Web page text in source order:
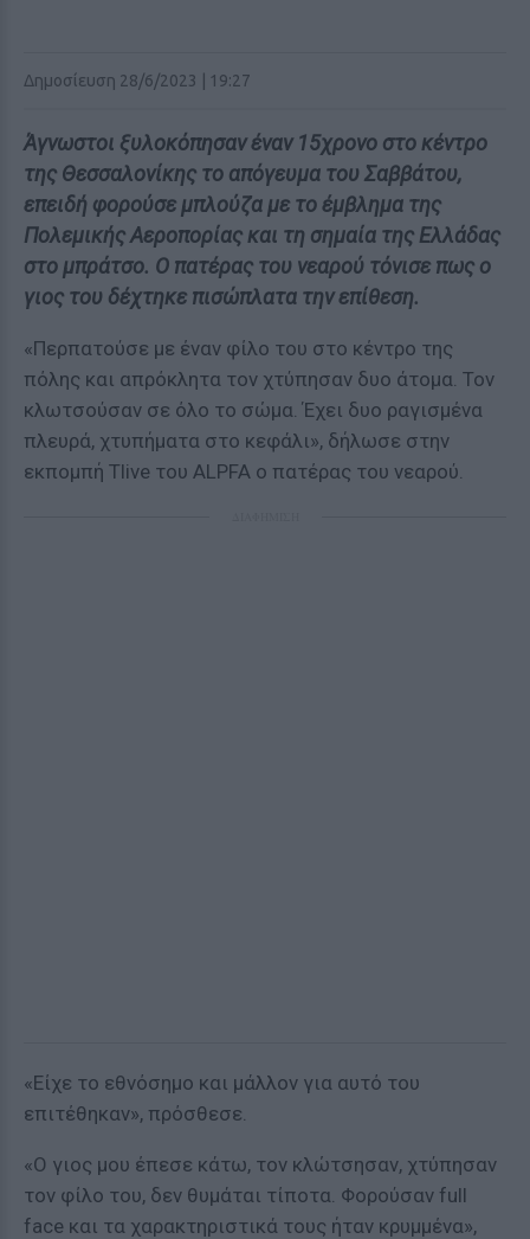
Δημοσίευση 28/6/2023 | 19:27
Άγνωστοι ξυλοκόπησαν έναν 15χρονο στο κέντρο
της Θεσσαλονίκης το απόγευμα του Σαββάτου,
επειδή φορούσε μπλούζα με το έμβλημα της
Πολεμικής Αεροπορίας και τη σημαία της Ελλάδας
στο μπράτσο. Ο πατέρας του νεαρού τόνισε πως ο
γιος του δέχτηκε πισώπλατα την επίθεση.
«Περπατούσε με έναν φίλο του στο κέντρο της
πόλης και απρόκλητα τον χτύπησαν δυο άτομα. Τον
κλωτσούσαν σε όλο το σώμα. Έχει δυο ραγισμένα
πλευρά, χτυπήματα στο κεφάλι», δήλωσε στην
εκπομπή Tlive του ALPFA ο πατέρας του νεαρού.
«Είχε το εθνόσημο και μάλλον για αυτό του
επιτέθηκαν», πρόσθεσε.
«Ο γιος μου έπεσε κάτω, τον κλώτσησαν, χτύπησαν
τον φίλο του, δεν θυμάται τίποτα. Φορούσαν full
face και τα χαρακτηριστικά τους ήταν κρυμμένα»,